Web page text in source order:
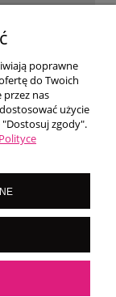
300 Targówka, woj
poprawne
do Twoich
nas
użycie
zgody".